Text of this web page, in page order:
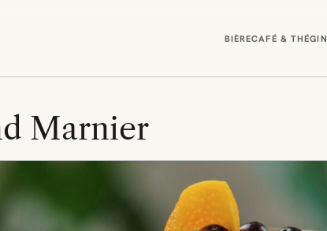
BIÈRECAFÉ & THÉGIN
Marnier